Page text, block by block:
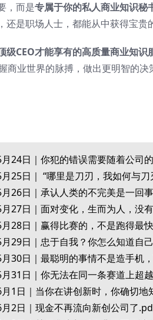
，而是专属于你的私人商业知识秘
是职场人士，都能从中获得宝贵
CEO才能享有的高质量商业知识
商业世界的脉搏，做出更明智的决
24日｜你犯的错误需要随着公司
25日｜ “哪里是刀刃，我如何与
26日｜承认人类的不完美是一回
27日｜面对变化，生而为人，没
28日｜赢得比赛的，不是跑得最
29日｜忠于自我？你怎么知道自
30日｜最聪明的事情不是造手机
31日｜你无法在同一条赛道上超
1日｜当你在讲创新时，你确切
2日｜现金不再流向新创公司了